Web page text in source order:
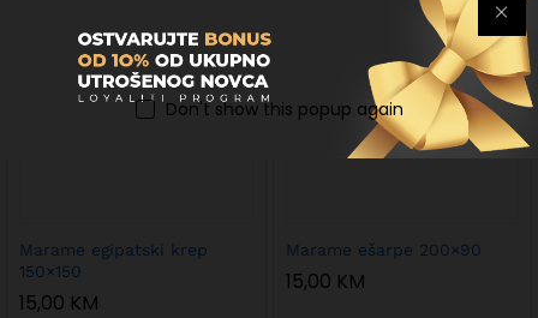
Marame egipatski krep
150×150
15,00 KM
Marame ešarpe 200×90
15,00 KM
Don't show this popup again